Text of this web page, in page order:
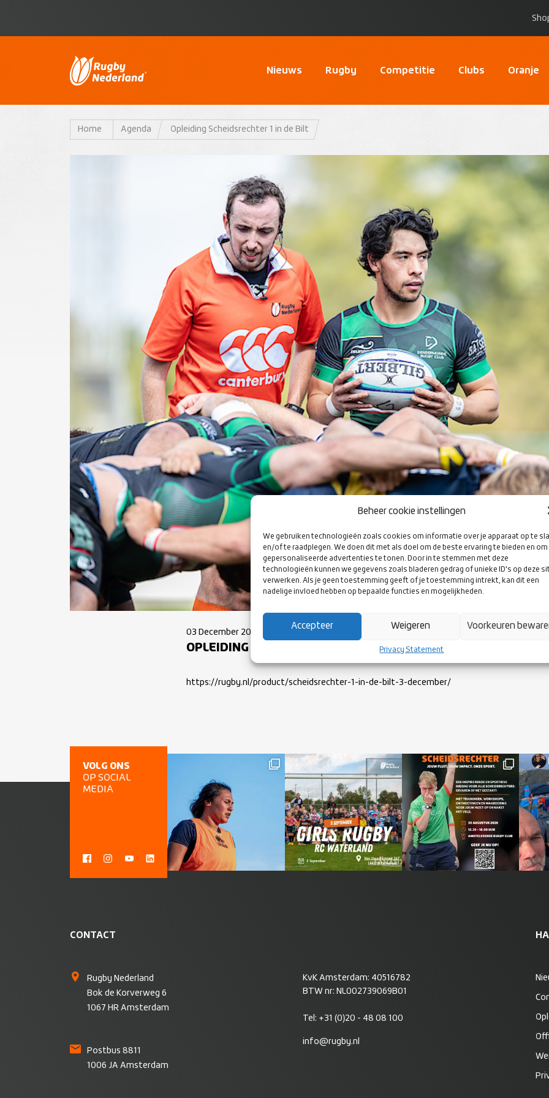
Beheer cookie instellingen
We gebruiken technologieën zoals cookies om informatie over je apparaat op te
en/of te raadplegen. We doen dit met als doel om de beste ervaring te bieden en om
gepersonaliseerde advertenties te tonen. Door in te stemmen met deze
technologieën kunnen we gegevens zoals bladeren gedrag of unieke ID's op deze
verwerken. Als je geen toestemming geeft of je toestemming intrekt, kan dit een
nadelige invloed hebben op bepaalde functies en mogelijkheden.
Accepteer Weigeren Voorkeuren
Privacy Statement
Nieuws Rugby Competitie Clubs Oranje
Home Agenda Opleiding Scheidsrechter 1 in de Bilt
03 December 2022
OPLEIDING SCHEIDSRECHTER 1 IN DE BILT
https://rugby.nl/product/scheidsrechter-1-in-de-bilt-3-december/
VOLG ONS
OP SOCIAL
MEDIA
CONTACT
Rugby Nederland
Bok de Korverweg 6
1067 HR Amsterdam
Postbus 8811
1006 JA Amsterdam
KvK Amsterdam: 40516782
BTW nr: NL002739069B01
Tel: +31 (0)20 - 48 08 100
info@rugby.nl